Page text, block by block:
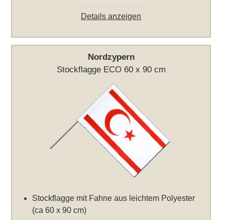
Details anzeigen
Nordzypern
Stockflagge ECO 60 x 90 cm
Stockflagge mit Fahne aus leichtem Polyester
(ca 60 x 90 cm)